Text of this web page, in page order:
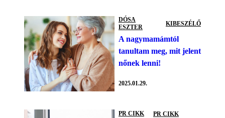
DÓSA
ESZTER
KIBESZÉLŐ
A nagymamámtól
tanultam meg, mit jelent
nőnek lenni!
2025.01.29.
PR CIKK PR CIKK